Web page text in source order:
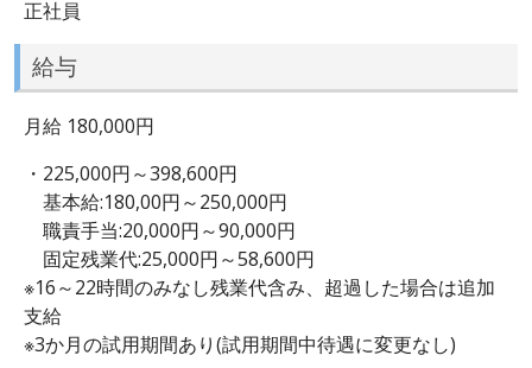
正社員
給与
月給 180,000円
・225,000円～398,600円
基本給:180,00円～250,000円
職責手当:20,000円～90,000円
固定残業代:25,000円～58,600円
※16～22時間のみなし残業代含み、超過した場合は追加
支給
※3か月の試用期間あり(試用期間中待遇に変更なし)